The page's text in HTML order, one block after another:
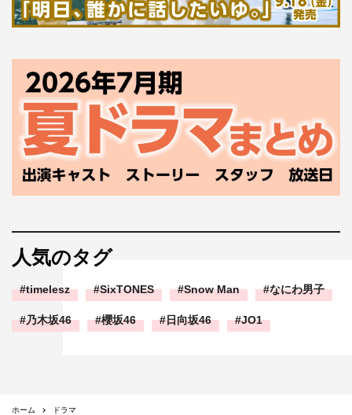
出演：中島健人、髙橋ひかる、向井康二、藤原大祐、大久
原作：『リビングの松永さん』 著者：岩下慶子（講談社
「KCデザート」刊）
脚本：田辺茂範
音楽：眞鍋昭大、畑添美菜
主題歌：Sexy Zone「puzzle」（Over The Top）
プロデューサー：萩原崇、島本講太、本郷達也、村山太郎
制作：カンテレ、Storm Labels
X（旧Twitter）：@matsunagasan8
Instagram：@matsunagasan8
カンテレドーガ：
人気のタグ
timelesz SixTONES Snow Man なにわ男子
乃木坂46 櫻坂46 日向坂46 JO1
ホーム
ドラマ